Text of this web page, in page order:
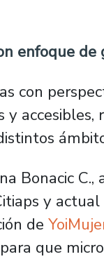
enfoque de
con
y
Bonacic
y
de
que